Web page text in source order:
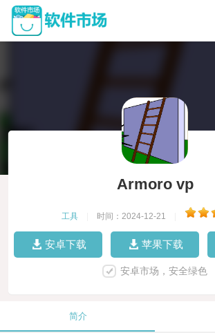
Armoro vp
工具 时间：2024-12-21
安卓下载 苹果下载
安卓市场，安全绿色
简介